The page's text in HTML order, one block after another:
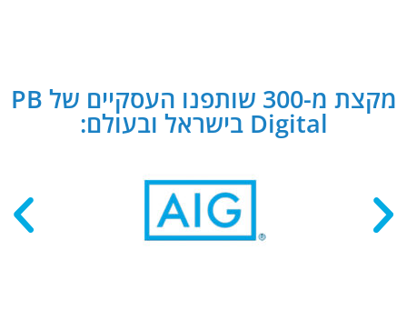
מקצת מ-300 שותפנו העסקיים של PB
Digital בישראל ובעולם: